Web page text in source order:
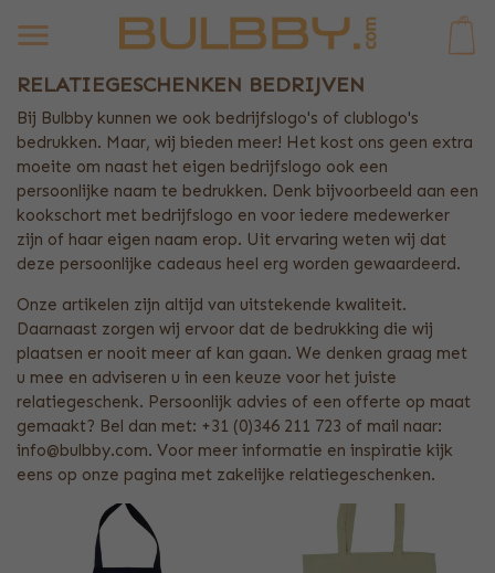
RELATIEGESCHENKEN BEDRIJVEN
Bij Bulbby kunnen we ook bedrijfslogo's of clublogo's
bedrukken. Maar, wij bieden meer! Het kost ons geen extra
moeite om naast het eigen bedrijfslogo ook een
persoonlijke naam te bedrukken. Denk bijvoorbeeld aan een
kookschort met bedrijfslogo en voor iedere medewerker
zijn of haar eigen naam erop. Uit ervaring weten wij dat
deze persoonlijke cadeaus heel erg worden gewaardeerd.
Onze artikelen zijn altijd van uitstekende kwaliteit.
Daarnaast zorgen wij ervoor dat de bedrukking die wij
plaatsen er nooit meer af kan gaan. We denken graag met
u mee en adviseren u in een keuze voor het juiste
relatiegeschenk. Persoonlijk advies of een offerte op maat
gemaakt? Bel dan met: +31 (0)346 211 723 of mail naar:
info@bulbby.com. Voor meer informatie en inspiratie kijk
eens op onze pagina met zakelijke relatiegeschenken.